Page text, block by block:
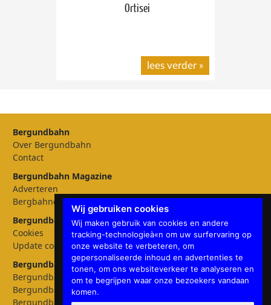
Wij gebruiken cookies
Wij maken gebruik van cookies en andere
tracking-technologieà«n om uw surfervaring op
onze website te verbeteren, om
gepersonaliseerde inhoud en advertenties te
tonen, om ons websiteverkeer te analyseren en
om te begrijpen waar onze bezoekers vandaan
komen.
Ortisei
lees verder »
Bergundbahn
Over Bergundbahn
Contact
Bergundbahn Magazine
Adverteren
Bergbahnen
Bergundbahn Instellingen
Cookies
Update cookies preferences
Bergundbahn talen
Bergundbahn Deutschland
Bergundbahn Österreich
Bergundbahn Nederland